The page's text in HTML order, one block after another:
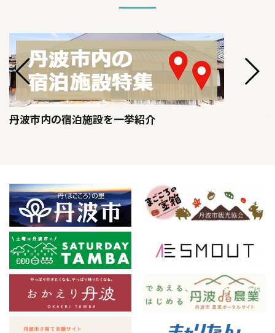
丹波市内の宿泊施設を一挙紹介